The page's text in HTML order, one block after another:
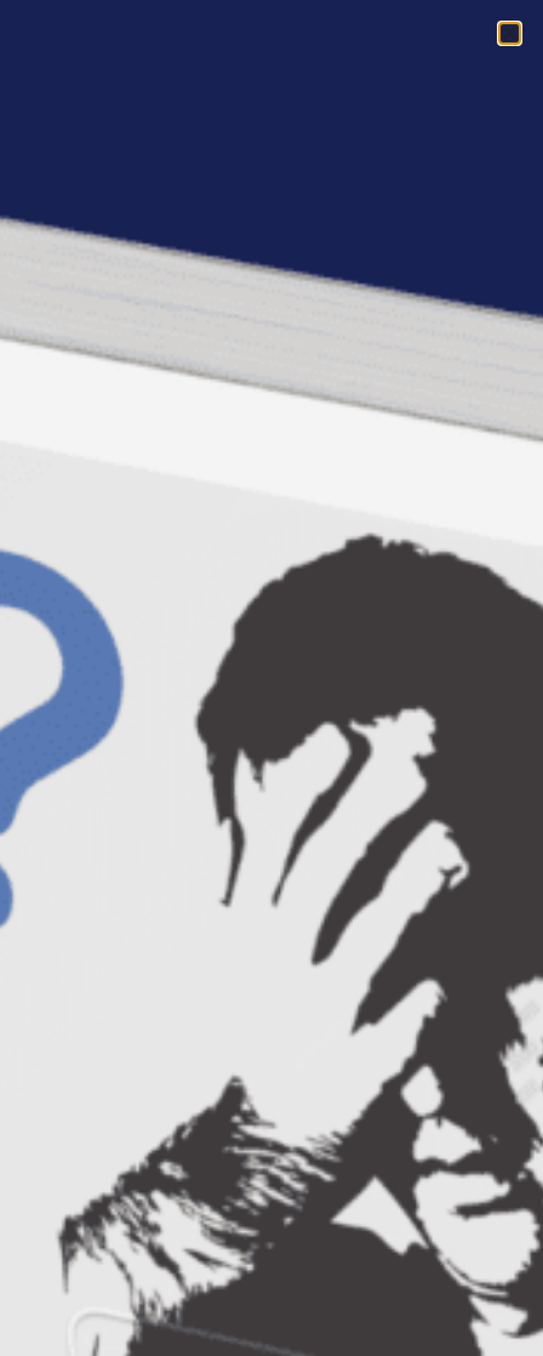
University 2010 s-a
Summer University 2010”, scoala
internationala de vara a Academiei de Studii
Economice care si-a inchis oficial portile.
Bucharest Summer University 2010 a reunit
55 de participanti din 25 de tari
, precum
si profesori si specialisti din cele mai
variate domenii (politica nationala si
internationala, domeniul militar, social,
energetic, domeniul alimentar si al
mediului, domeniul informatic precum si
domeniul economic).
La sfarsitul celor doua saptamani
participantii au redactat uneseu cu tema
„NATO 20 – The young generation
, in baza caruia toti au fost evaluati,
obtinand cele 5 puncte ECTS aferente
absolvirii scolii de vara.
Pe langa volumul impresionant de
informatii, participantii au avut parte si de
programul cultural si
au fost incluse cina
festiva de „Bun venit”, team-building-uri,
petreceri, un tur al Bucurestiului, laser-tag,
plimbare in Parcul Herastrau, vizita
Palatului Parlamentului si a Muzeului
Satului precum si o seara speciala Global
Village.
De asemenea, pentru a atrage atentia cu
privire la riscurile asupra mediului
inconjurator, coloana participantilor si
organizatorilor imbracati in tricouri verzi, a
pornit pe biciclete din Complexul Moxa spre